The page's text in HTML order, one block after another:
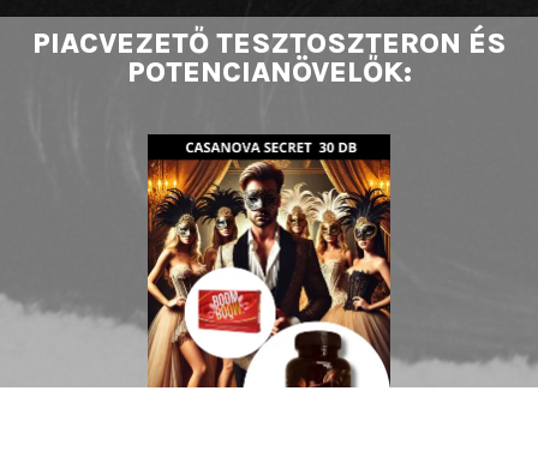
PIACVEZETŐ TESZTOSZTERON ÉS
POTENCIANÖVELŐK: